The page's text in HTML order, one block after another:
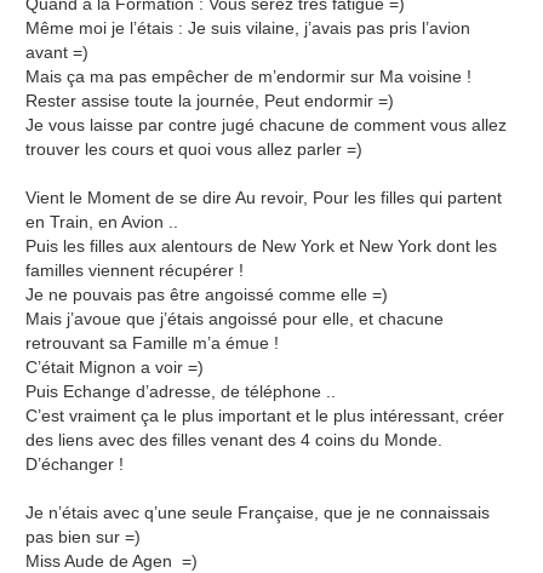
Quand a la Formation : Vous serez très fatigué =)
Même moi je l’étais : Je suis vilaine, j’avais pas pris l’avion
avant =)
Mais ça ma pas empêcher de m’endormir sur Ma voisine !
Rester assise toute la journée, Peut endormir =)
Je vous laisse par contre jugé chacune de comment vous allez
trouver les cours et quoi vous allez parler =)
Vient le Moment de se dire Au revoir, Pour les filles qui partent
en Train, en Avion ..
Puis les filles aux alentours de New York et New York dont les
familles viennent récupérer !
Je ne pouvais pas être angoissé comme elle =)
Mais j’avoue que j’étais angoissé pour elle, et chacune
retrouvant sa Famille m’a émue !
C’était Mignon a voir =)
Puis Echange d’adresse, de téléphone ..
C’est vraiment ça le plus important et le plus intéressant, créer
des liens avec des filles venant des 4 coins du Monde.
D’échanger !
Je n’étais avec q’une seule Française, que je ne connaissais
pas bien sur =)
Miss Aude de Agen =)